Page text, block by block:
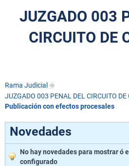
JUZGADO 003
CIRCUITO DE
Rama Judicial
JUZGADO 003 PENAL DEL CIRCUITO DE
Publicación con efectos procesales
Novedades
No hay novedades para mostrar ó
configurado